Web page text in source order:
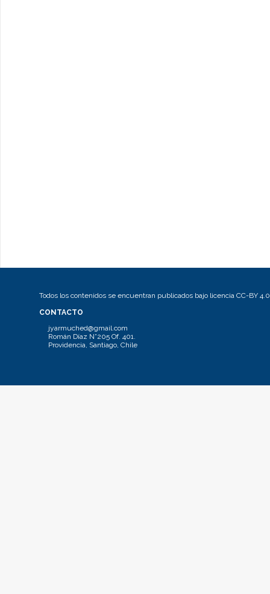
Todos los contenidos se encuentran publicados bajo licencia CC-BY 4.0
CONTACTO
jyarmuched@gmail.com
Román Díaz N°205 Of. 401.
Providencia, Santiago, Chile